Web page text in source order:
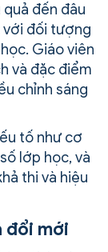
quả đến đâu
với đối tượng
Giáo viên
và đặc điểm
chỉnh sáng
tố như cơ
lớp học, và
thi và hiệu
đổi mới